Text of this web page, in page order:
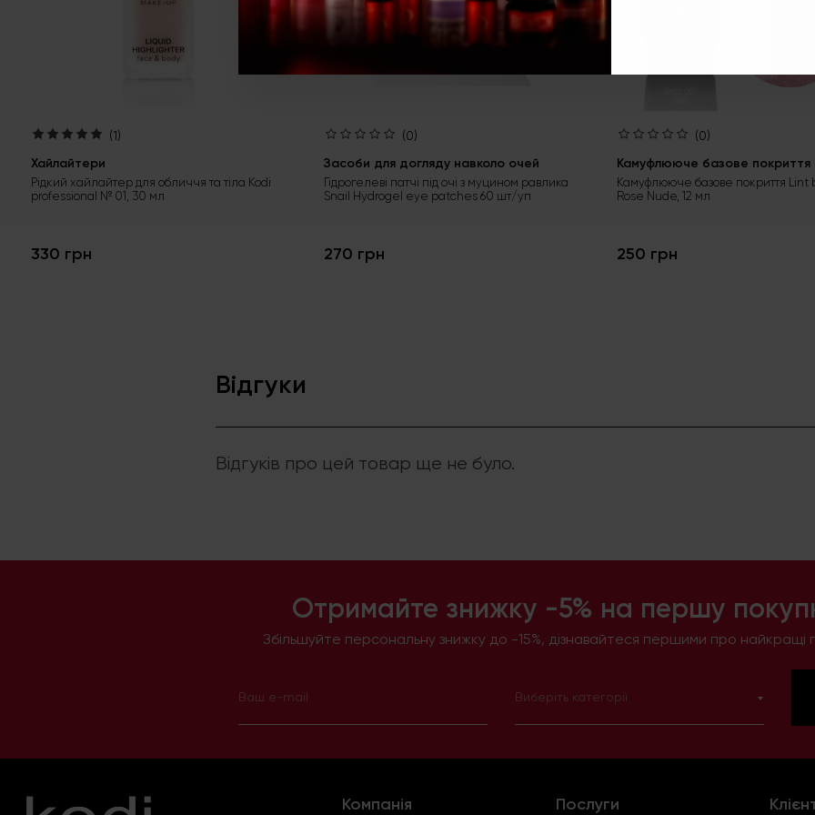
(1)
Хайлайтери
Рідкий хайлайтер для обличчя та тіла Kodi
professional № 01, 30 мл
330 грн
(0)
Засоби для догляду навколо очей
Гідрогелеві патчі під очі з муцином равлика
Snail Hydrogel eye patches 60 шт/уп
270 грн
(0)
Камуфлююче базове покриття
Камуфлююче базове покриття Lint
Rose Nude, 12 мл
250 грн
Відгуки
Відгуків про цей товар ще не було.
Отримайте знижку -5% на першу
Збільшуйте персональну знижку до -15%, дізнавайтеся першими про найкращі
Виберіть категорії
Компанія Послуги